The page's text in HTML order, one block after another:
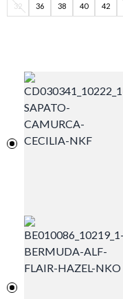
32 36 38 40 42